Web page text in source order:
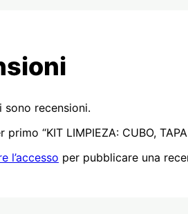
sono recensioni.
primo “KIT LIMPIEZA: CUBO,
l’accesso per pubblicare una